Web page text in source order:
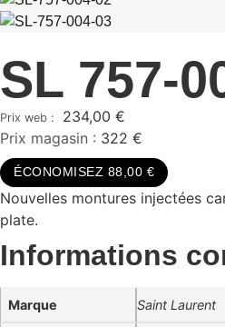
SL 757-
234,00 €
Prix magasin : 322 €
ÉCONOMISEZ 88,00 €
Nouvelles montures injectées
plate.
Informations
Marque Saint Laurent